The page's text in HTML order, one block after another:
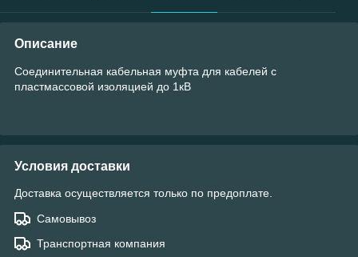
Описание
Соединительная кабельная муфта для кабелей с
пластмассовой изоляцией до 1кВ
Условия доставки
Доставка осуществляется только по предоплате.
Самовывоз
Транспортная компания